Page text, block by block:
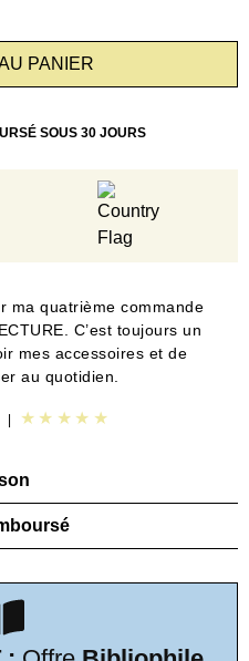
PANIER
SOUS 30 JOURS
ma quatrième commande
C’est toujours un
mes accessoires et de
au quotidien.
| ★★★★★